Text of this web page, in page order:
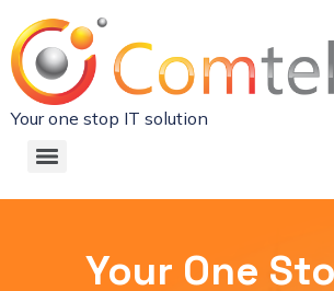
Your one stop IT solution
Your One